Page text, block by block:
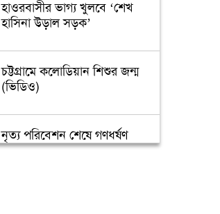
হাওরবাসীর ভাগ্য খুলবে ‘শেখ
হাসিনা উড়াল সড়ক’
চট্টগ্রামে কলোডিয়ান শিশুর জন্ম
(ভিডিও)
নৃত্য পরিবেশন শেষে গণধর্ষণ